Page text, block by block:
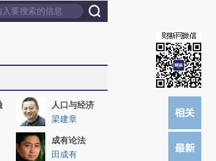
人口与经济
梁建章
成有论法
田成有